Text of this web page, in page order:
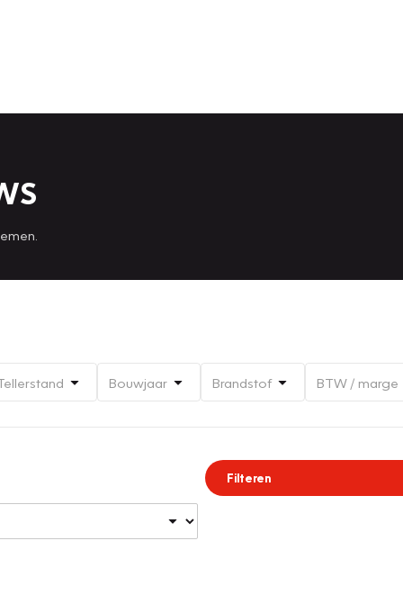
Bouwjaar Brandstof BTW / marge
Filteren